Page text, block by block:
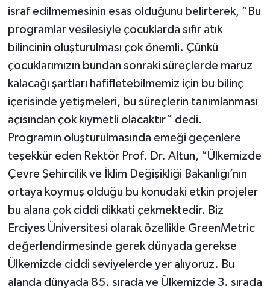
israf edilmemesinin esas olduğunu belirterek, “Bu
programlar vesilesiyle çocuklarda sıfır atık
bilincinin oluşturulması çok önemli. Çünkü
çocuklarımızın bundan sonraki süreçlerde maruz
kalacağı şartları hafifletebilmemiz için bu bilinç
içerisinde yetişmeleri, bu süreçlerin tanımlanması
açısından çok kıymetli olacaktır” dedi.
Programın oluşturulmasında emeği geçenlere
teşekkür eden Rektör Prof. Dr. Altun, “Ülkemizde
Çevre Şehircilik ve İklim Değişikliği Bakanlığı’nın
ortaya koymuş olduğu bu konudaki etkin projeler
bu alana çok ciddi dikkati çekmektedir. Biz
Erciyes Üniversitesi olarak özellikle GreenMetric
değerlendirmesinde gerek dünyada gerekse
Ülkemizde ciddi seviyelerde yer alıyoruz. Bu
alanda dünyada 85. sırada ve Ülkemizde 3. sırada